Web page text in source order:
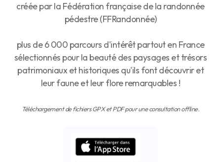
créée par la Fédération française de la randonnée
pédestre (FFRandonnée)
plus de 6 000 parcours d'intérêt partout en France
sélectionnés pour la beauté des paysages et trésors
patrimoniaux et historiques qu'ils font découvrir et
leur faune et leur flore remarquables !
Téléchargement de fichiers GPX et PDF pour une consultation offline.